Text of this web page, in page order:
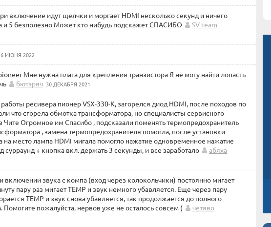
включение идут щелчки и моргает HDMI несколько секунд и ничего
и 5 безполезно Может кто нибудь подскажет СПАСИБО
SV team
ИЮНЯ 2022
Мне нужна плата для крепления транзистора Я не могу найти лопасть
бютэряч 30 ДЕКАБРЯ 2021
ресивера пионер VSX-330-K, загорелся диод HDMI, после походов по
что сгорела обмотка трансформатора, но специалисты сервисного
Чите Огромное им Спасибо , подсказали поменять термопредохранитель
, замена термопредохранителя помогла, после установки
на место лампа HDMI мигала помогло нажатие одновременное нажатие
сурраунд + кнопка вкл. держать 3 секунды, и все заработало
абяха
включении звука с компа (вход через колокольчики) постоянно мигает
пару раз мигает TEMP и звук немного убавляется. Еще через пару
TEMP и звук снова убавляется, так продолжается до полного
Помогите пожалуйста, нервов уже не осталось совсем (
четяво